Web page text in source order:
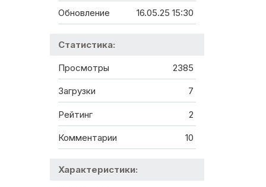
Обновление 16.05.25 15:30
Статистика:
Просмотры 2385
Загрузки 7
Рейтинг 2
Комментарии 10
Характеристики: